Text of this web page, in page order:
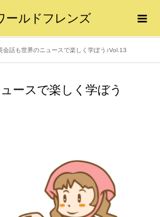
ールドフレンズ
会話も世界のニュースで楽しく学ぼう♪Vol.13
ースで楽しく学ぼう